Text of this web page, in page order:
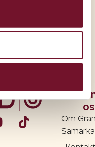
Om